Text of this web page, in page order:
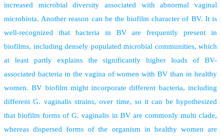
increased microbial diversity associated with abnormal vaginal
microbiota. Another reason can be the biofilm character of BV. It is
well-recognized that bacteria in BV are frequently present in
biofilms, including densely populated microbial communities, which
at least partly explains the significantly higher loads of BV-
associated bacteria in the vagina of women with BV than in healthy
women. BV biofilm might incorporate different bacteria, including
different G. vaginalis strains, over time, so it can be hypothesized
that biofilm forms of G. vaginalis in BV are commonly multi clade,
whereas dispersed forms of the organism in healthy women are